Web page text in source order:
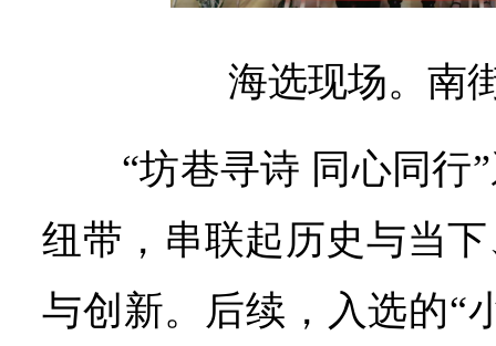
海选现场。南
“坊巷寻诗 同心同行
纽带，串联起历史与当
与创新。后续，入选的“